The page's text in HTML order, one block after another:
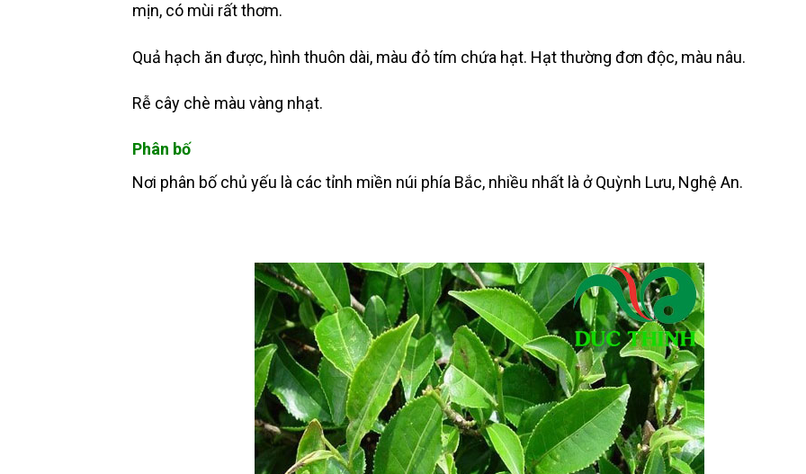
mịn, có mùi rất thơm.
Quả hạch ăn được, hình thuôn dài, màu đỏ tím chứa hạt. Hạt thường đơn độc, màu nâu.
Rễ cây chè màu vàng nhạt.
Phân bố
Nơi phân bố chủ yếu là các tỉnh miền núi phía Bắc, nhiều nhất là ở Quỳnh Lưu, Nghệ An.